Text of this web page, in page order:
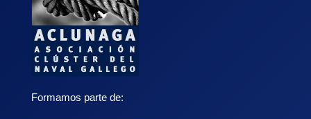
Formamos parte de: